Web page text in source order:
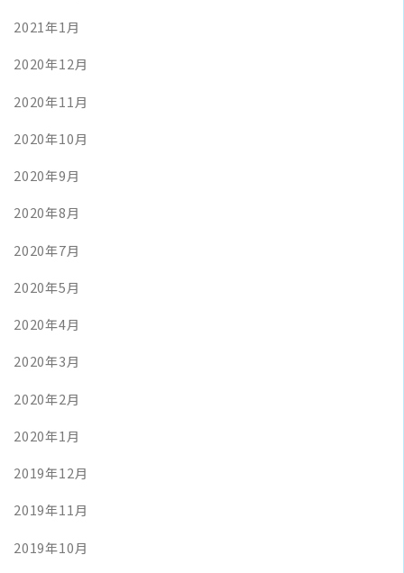
2021年1月
2020年12月
2020年11月
2020年10月
2020年9月
2020年8月
2020年7月
2020年5月
2020年4月
2020年3月
2020年2月
2020年1月
2019年12月
2019年11月
2019年10月